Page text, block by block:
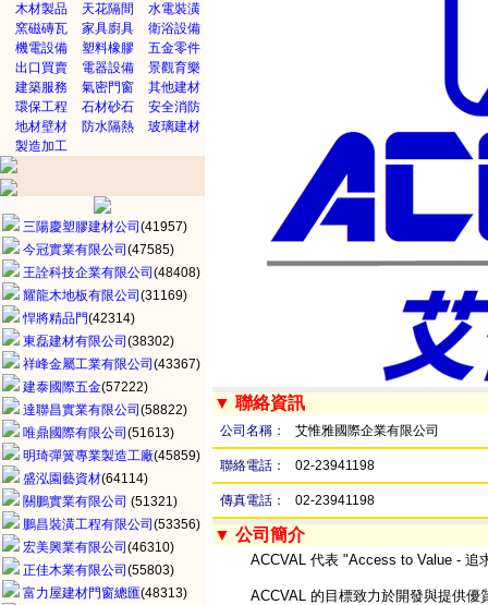
木材製品 天花隔間
水電裝潢
窯磁磚瓦
家具廚具
衛浴設備
機電設備
塑料橡膠
五金零件
出口買賣
電器設備
景觀育樂
建築服務
氣密門窗
其他建材
環保工程
石材砂石
安全消防
地材壁材
防水隔熱
玻璃建材
製造加工
三陽慶塑膠建材公司 (41957)
今冠實業有限公司 (47585)
王詮科技企業有限公司 (48408)
耀龍木地板有限公司 (31169)
悍將精品門(42314)
東磊建材有限公司 (38302)
祥峰金屬工業有限公司 (43367)
建泰國際五金(57222)
達聯昌實業有限公司 (58822)
唯鼎國際有限公司 (51613)
明琦彈簧專業製造工廠(45859)
盛泓園藝資材(64114)
關鵬實業有限公司 (51321)
鵬昌裝潢工程有限公司 (53356)
宏美興業有限公司 (46310)
正佳木業有限公司 (55803)
富力屋建材門窗總匯(48313)
▼ 聯絡資訊
公司名稱： 艾惟雅國際企業有限公司
聯絡電話： 02-23941198
傳真電話： 02-23941198
▼ 公司簡介
ACCVAL 代表 "Access to Value - 追
ACCVAL 的目標致力於開發與提供